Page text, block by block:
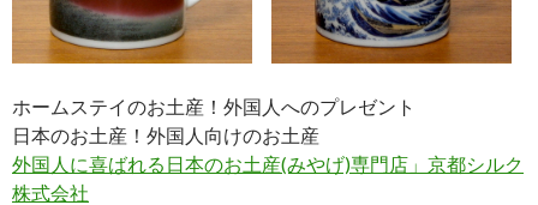
ホームステイのお土産！外国人へのプレゼント
日本のお土産！外国人向けのお土産
外国人に喜ばれる日本のお土産(みやげ)専門店」京都シルク
株式会社